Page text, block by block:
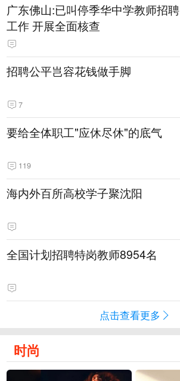
广东佛山:已叫停季华中学教师招聘
工作 开展全面核查
招聘公平岂容花钱做手脚
7
要给全体职工"应休尽休"的底气
119
海内外百所高校学子聚沈阳
全国计划招聘特岗教师8954名
点击查看更多
时尚